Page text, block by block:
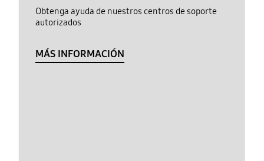
Obtenga ayuda de nuestros centros de soporte
autorizados
MÁS INFORMACIÓN